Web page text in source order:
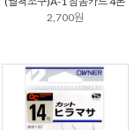
2,700원